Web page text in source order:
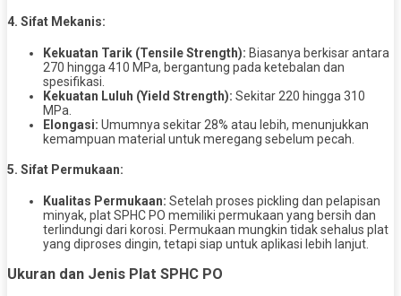
4. Sifat Mekanis:
Kekuatan Tarik (Tensile Strength): Biasanya berkisar antara
270 hingga 410 MPa, bergantung pada ketebalan dan
spesifikasi.
Kekuatan Luluh (Yield Strength): Sekitar 220 hingga 310
MPa.
Elongasi: Umumnya sekitar 28% atau lebih, menunjukkan
kemampuan material untuk meregang sebelum pecah.
5. Sifat Permukaan:
Kualitas Permukaan: Setelah proses pickling dan pelapisan
minyak, plat SPHC PO memiliki permukaan yang bersih dan
terlindungi dari korosi. Permukaan mungkin tidak sehalus plat
yang diproses dingin, tetapi siap untuk aplikasi lebih lanjut.
Ukuran dan Jenis Plat SPHC PO